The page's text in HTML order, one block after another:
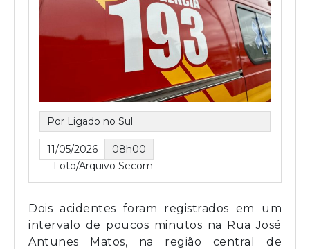
Por Ligado no Sul
11/05/2026
08h00
Foto/Arquivo Secom
Dois acidentes foram registrados em um
intervalo de poucos minutos na Rua José
Antunes Matos, na região central de